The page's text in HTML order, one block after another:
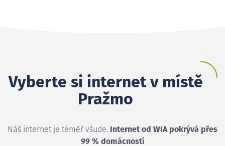
Vyberte si internet v místě
Pražmo
Náš internet je téměř všude. Internet od WIA pokrývá přes
99 % domácností